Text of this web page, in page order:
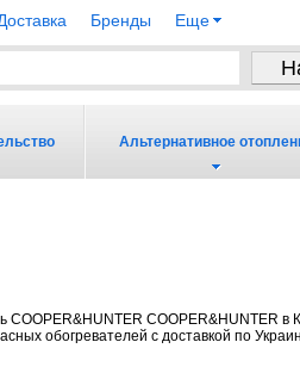
Бренды Еще
Альтернативное
COOPER&HUNTER
обогревателей с доставкой по